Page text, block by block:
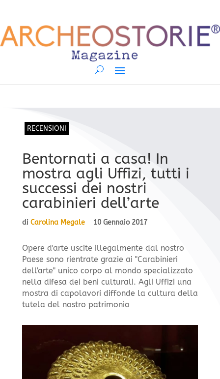
RECENSIONI
Bentornati a casa! In
mostra agli Uffizi, tutti i
successi dei nostri
carabinieri dell’arte
di Carolina Megale 10 Gennaio 2017
Opere d'arte uscite illegalmente dal nostro
Paese sono rientrate grazie ai "Carabinieri
dell'arte" unico corpo al mondo specializzato
nella difesa dei beni culturali. Agli Uffizi una
mostra di capolavori diffonde la cultura della
tutela del nostro patrimonio